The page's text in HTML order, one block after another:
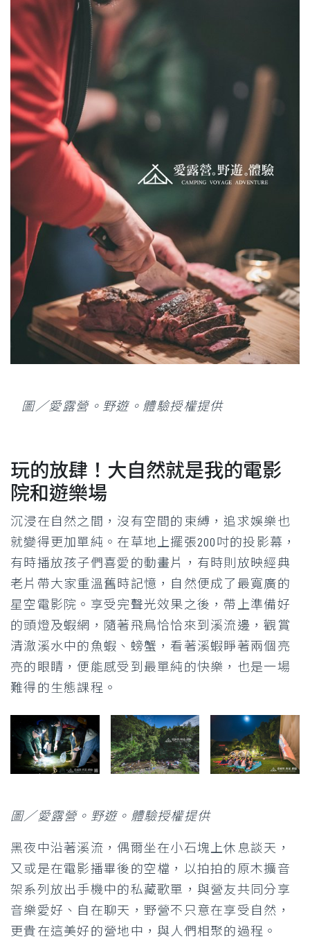
圖／愛露營。野遊。體驗授權提供
玩的放肆！大自然就是我的電影
院和遊樂場
沉浸在自然之間，沒有空間的束縛，追求娛樂也
就變得更加單純。在草地上擺張200吋的投影幕，
有時播放孩子們喜愛的動畫片，有時則放映經典
老片帶大家重溫舊時記憶，自然便成了最寬廣的
星空電影院。享受完聲光效果之後，帶上準備好
的頭燈及蝦網，隨著飛鳥恰恰來到溪流邊，觀賞
清澈溪水中的魚蝦、螃蟹，看著溪蝦睜著兩個亮
亮的眼睛，便能感受到最單純的快樂，也是一場
難得的生態課程。
圖／愛露營。野遊。體驗授權提供
黑夜中沿著溪流，偶爾坐在小石塊上休息談天，
又或是在電影播畢後的空檔，以拍拍的原木擴音
架系列放出手機中的私藏歌單，與營友共同分享
音樂愛好、自在聊天，野營不只意在享受自然，
更貴在這美好的營地中，與人們相聚的過程。